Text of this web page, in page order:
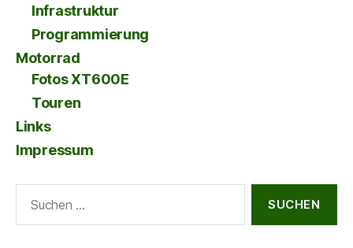
Infrastruktur
Programmierung
Motorrad
Fotos XT600E
Touren
Links
Impressum
nach: